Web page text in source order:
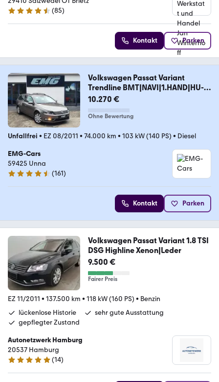
4.3 Sterne
(85)
Kontakt Parken
Volkswagen Passat Variant
Trendline BMT|NAVI|1.HAND|HU-
NEU|
10.270 €
Ohne Bewertung
Unfallfrei • EZ 08/2011 • 74.000 km • 103 kW (140 PS) • Diesel
EMG-Cars
59425 Unna
4.3 Sterne
(161)
Kontakt Parken
Volkswagen Passat Variant 1.8 TSI
DSG Highline Xenon|Leder
9.500 €
Fairer Preis
EZ 11/2011 • 137.500 km • 118 kW (160 PS) • Benzin
lückenlose Historie
sehr gute Ausstattung
gepflegter Zustand
Autonetzwerk Hamburg
20537 Hamburg
4.9 Sterne
(14)